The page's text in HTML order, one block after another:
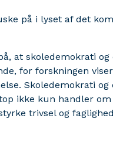
på i lyset af det
at skoledemokrati
for forskningen
Skoledemokrati
ikke kun handler
trivsel og